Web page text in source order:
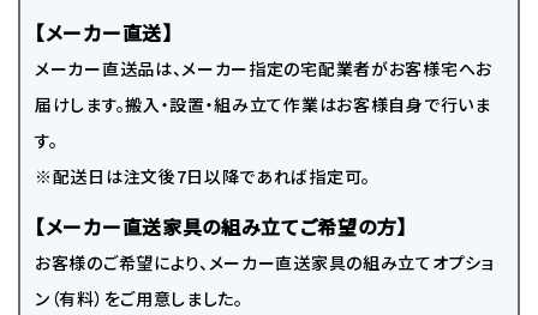
【メーカー直送】
メーカー直送品は、メーカー指定の宅配業者がお客様宅へお
届けします。搬入・設置・組み立て作業はお客様自身で行いま
す。
※配送日は注文後7日以降であれば指定可。
【メーカー直送家具の組み立てご希望の方】
お客様のご希望により、メーカー直送家具の組み立てオプショ
ン（有料）をご用意しました。